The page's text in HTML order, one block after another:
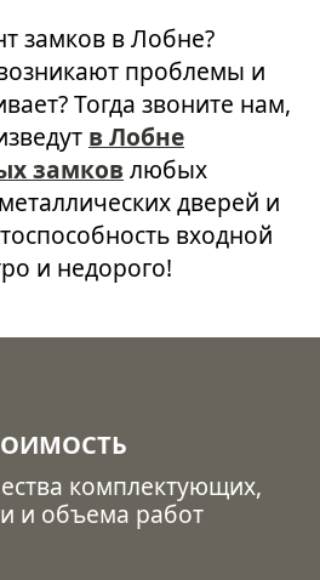
замков в Лобне?
проблемы и
Тогда звоните нам,
в Лобне
замков любых
дверей и
входной
и недорого!
комплектующих,
и объема работ